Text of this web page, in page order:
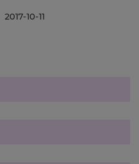
2017-10-11